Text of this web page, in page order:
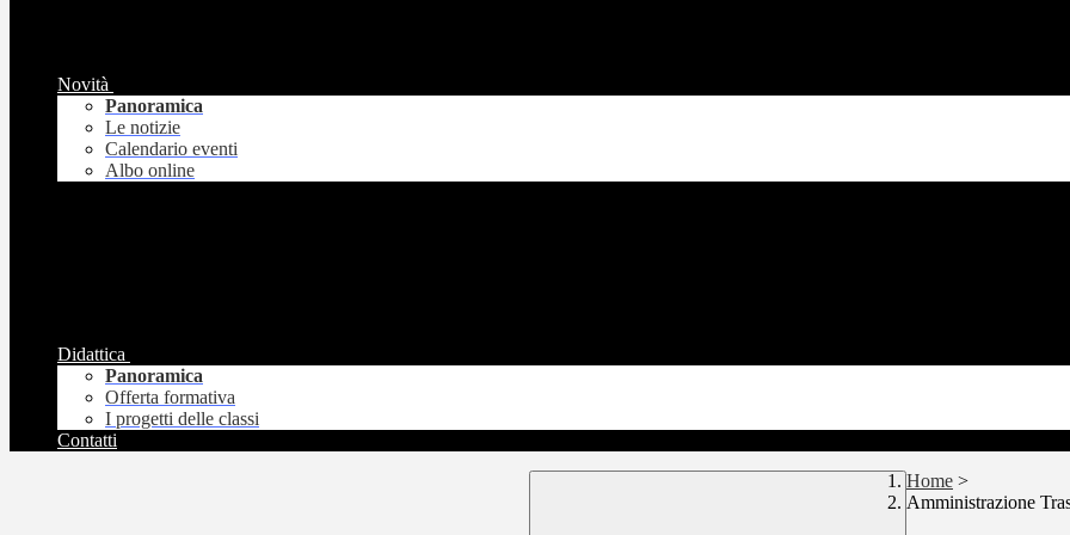
Novità
Panoramica
Le notizie
Calendario eventi
Albo online
Didattica
Panoramica
Offerta formativa
I progetti delle classi
Contatti
Home >
Amministrazione